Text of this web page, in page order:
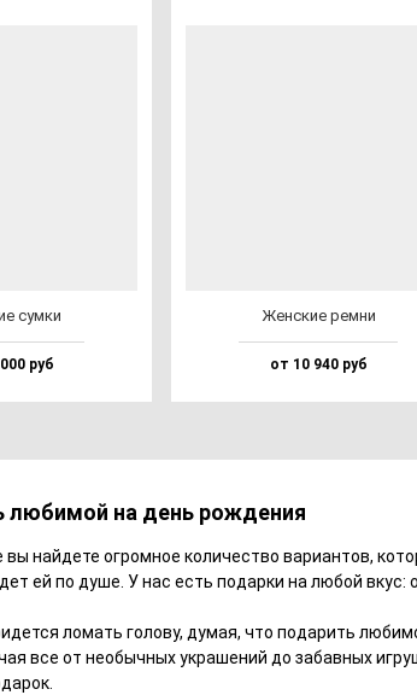
сум­ки
руб
Жен­ские рем­ни
от 10 940 руб
любимой на день рождения
вы найдете огромное количество вариантов,
ей по душе. У нас есть подарки на любой
ломать голову, думая, что подарить
все от необычных украшений до забавных